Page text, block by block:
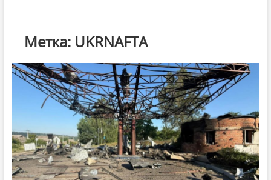
Метка: UKRNAFTA